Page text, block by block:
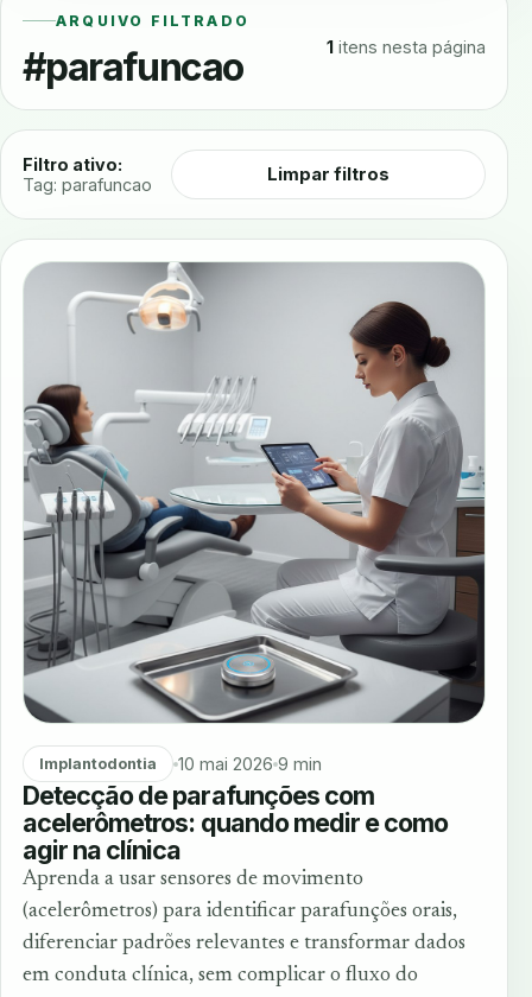
ARQUIVO FILTRADO
#parafuncao 1 itens nesta página
Filtro ativo:
Tag: parafuncao
Limpar filtros
Implantodontia 10 mai 2026 9 min
Detecção de parafunções com
acelerômetros: quando medir e como
agir na clínica
Aprenda a usar sensores de movimento
(acelerômetros) para identificar parafunções orais,
diferenciar padrões relevantes e transformar dados
em conduta clínica, sem complicar o fluxo do